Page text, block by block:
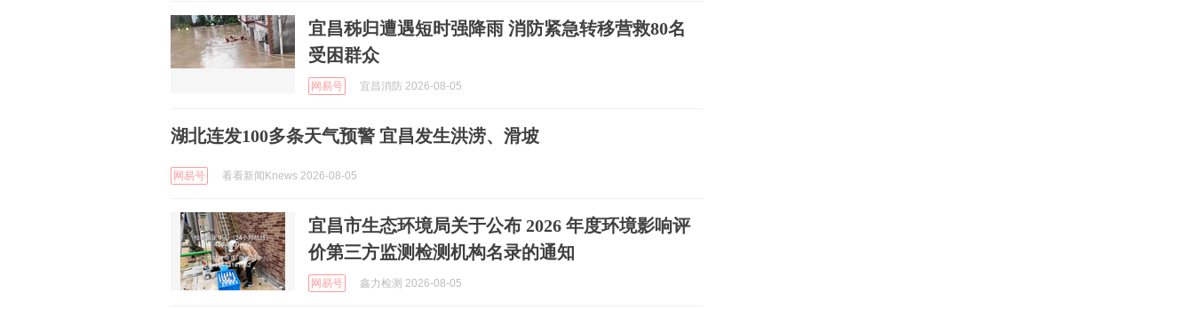
宜昌秭归遭遇短时强降雨 消防紧急转移营救80名
受困群众
网易号 宜昌消防 2026-08-05
湖北连发100多条天气预警 宜昌发生洪涝、滑坡
网易号 看看新闻Knews 2026-08-05
宜昌市生态环境局关于公布 2026 年度环境影响评
价第三方监测检测机构名录的通知
网易号 鑫力检测 2026-08-05